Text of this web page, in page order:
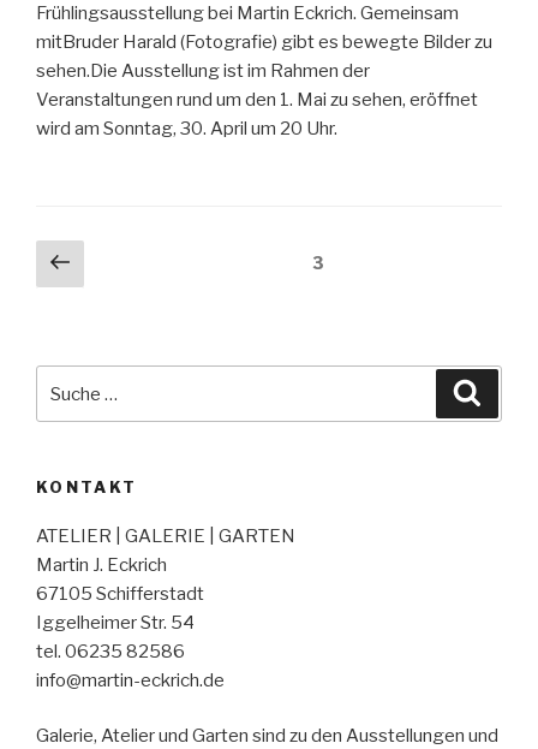
Frühlingsausstellung bei Martin Eckrich. Gemeinsam
mitBruder Harald (Fotografie) gibt es bewegte Bilder zu
sehen.Die Ausstellung ist im Rahmen der
Veranstaltungen rund um den 1. Mai zu sehen, eröffnet
wird am Sonntag, 30. April um 20 Uhr.
Seitennummerierung
der
Vorherige
Seite
Seite3
KONTAKT
ATELIER | GALERIE | GARTEN
Martin J. Eckrich
67105 Schifferstadt
Iggelheimer Str. 54
tel. 06235 82586
info@martin-eckrich.de
Galerie, Atelier und Garten sind zu den Ausstellungen und